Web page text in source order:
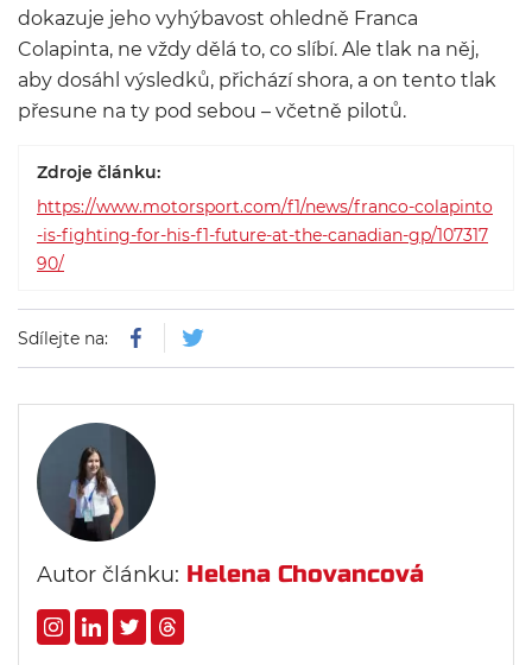
dokazuje jeho vyhýbavost ohledně Franca
Colapinta, ne vždy dělá to, co slíbí. Ale tlak na něj,
aby dosáhl výsledků, přichází shora, a on tento tlak
přesune na ty pod sebou – včetně pilotů.
Zdroje článku:
https://www.motorsport.com/f1/news/franco-colapinto
-is-fighting-for-his-f1-future-at-the-canadian-gp/107317
90/
Sdílejte na:
Autor článku: Helena Chovancová